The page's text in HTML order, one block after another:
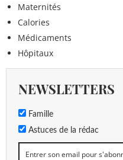
Maternités
Calories
Médicaments
Hôpitaux
NEWSLETTERS
Famille
Astuces de la rédac